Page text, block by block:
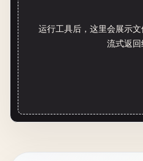
运行工具后，这里会展示
流式返回